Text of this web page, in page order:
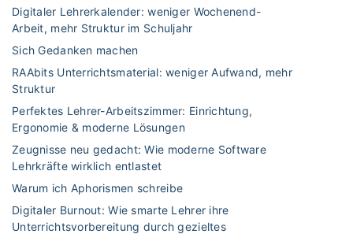
Digitaler Lehrerkalender: weniger Wochenend-
Arbeit, mehr Struktur im Schuljahr
Sich Gedanken machen
RAAbits Unterrichtsmaterial: weniger Aufwand, mehr
Struktur
Perfektes Lehrer-Arbeitszimmer: Einrichtung,
Ergonomie & moderne Lösungen
Zeugnisse neu gedacht: Wie moderne Software
Lehrkräfte wirklich entlastet
Warum ich Aphorismen schreibe
Digitaler Burnout: Wie smarte Lehrer ihre
Unterrichtsvorbereitung durch gezieltes